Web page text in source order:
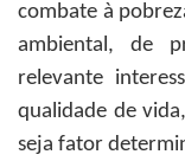
combate à
ambiental, de
relevante
qualidade de
seja fator